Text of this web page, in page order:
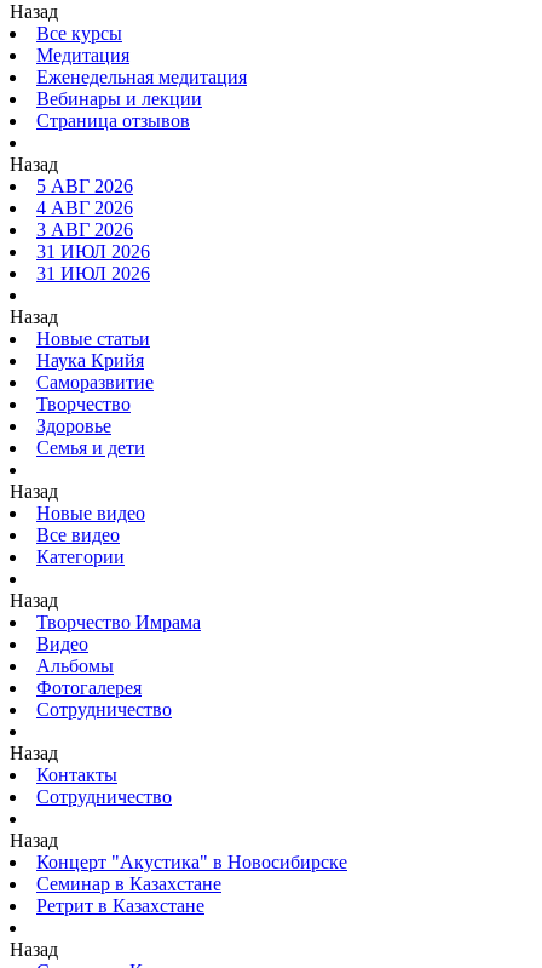
Назад
Все курсы
Медитация
Еженедельная медитация
Вебинары и лекции
Страница отзывов
Назад
5 АВГ 2026
4 АВГ 2026
3 АВГ 2026
31 ИЮЛ 2026
31 ИЮЛ 2026
Назад
Новые статьи
Наука Крийя
Саморазвитие
Творчество
Здоровье
Семья и дети
Назад
Новые видео
Все видео
Категории
Назад
Творчество Имрама
Видео
Альбомы
Фотогалерея
Сотрудничество
Назад
Контакты
Сотрудничество
Назад
Концерт "Акустика" в Новосибирске
Семинар в Казахстане
Ретрит в Казахстане
Назад